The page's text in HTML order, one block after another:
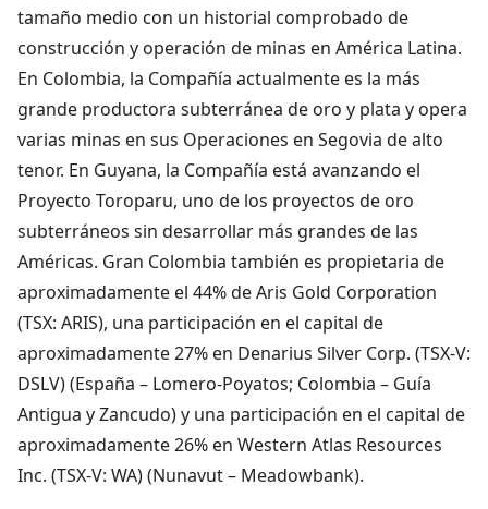
tamaño medio con un historial comprobado de
construcción y operación de minas en América Latina.
En Colombia, la Compañía actualmente es la más
grande productora subterránea de oro y plata y opera
varias minas en sus Operaciones en Segovia de alto
tenor. En Guyana, la Compañía está avanzando el
Proyecto Toroparu, uno de los proyectos de oro
subterráneos sin desarrollar más grandes de las
Américas. Gran Colombia también es propietaria de
aproximadamente el 44% de Aris Gold Corporation
(TSX: ARIS), una participación en el capital de
aproximadamente 27% en Denarius Silver Corp. (TSX-V:
DSLV) (España – Lomero-Poyatos; Colombia – Guía
Antigua y Zancudo) y una participación en el capital de
aproximadamente 26% en Western Atlas Resources
Inc. (TSX-V: WA) (Nunavut – Meadowbank).